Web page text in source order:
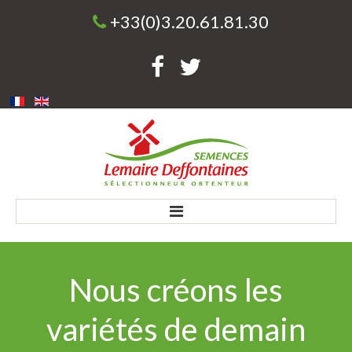
+33(0)3.20.61.81.30
Une entreprise familiale
Nous créons les
variétés de demain